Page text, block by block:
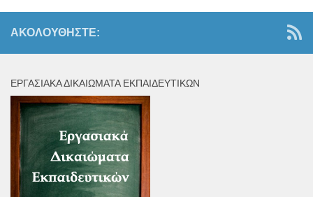
ΑΚΟΛΟΥΘΉΣΤΕ:
ΕΡΓΑΣΙΑΚΆ ΔΙΚΑΙΏΜΑΤΑ ΕΚΠΑΙΔΕΥΤΙΚΏΝ